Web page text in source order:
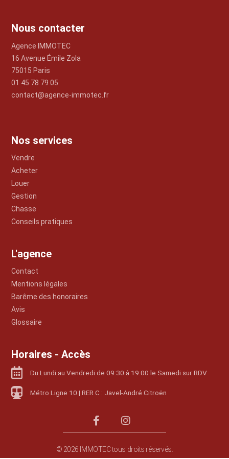
Nous contacter
Agence IMMOTEC
16 Avenue Émile Zola
75015 Paris
01 45 78 79 05
contact@agence-immotec.fr
Nos services
Vendre
Acheter
Louer
Gestion
Chasse
Conseils pratiques
L'agence
Contact
Mentions légales
Barême des honoraires
Avis
Glossaire
Horaires - Accès
Du Lundi au Vendredi de 09:30 à 19:00 le Samedi sur RDV
Métro Ligne 10 | RER C : Javel-André Citroën
© 2026 IMMOTEC tous droits réservés.